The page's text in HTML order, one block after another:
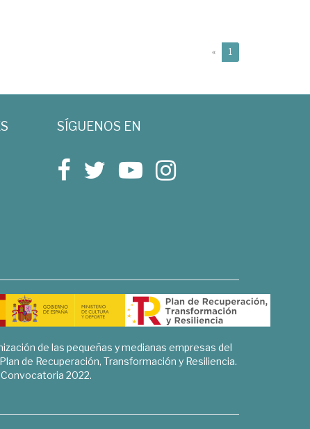
« 1
SÍGUENOS EN
de las pequeñas y medianas empresas del
de Recuperación, Transformación y Resiliencia.
Convocatoria 2022.